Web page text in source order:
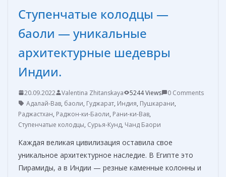
Ступенчатые колодцы —
баоли — уникальные
архитектурные шедевры
Индии.
20.09.2022 Valentina Zhitanskaya 5244 Views
0 Comments
Адалай-Вав, баоли, Гуджарат, Индия, Пушкарани,
Раджастхан, Раджон-ки-Баоли, Рани-ки-Вав,
Ступенчатые колодцы, Сурья-Кунд, Чанд Баори
Каждая великая цивилизация оставила свое
уникальное архитектурное наследие. В Египте это
Пирамиды, а в Индии — резные каменные колонны и